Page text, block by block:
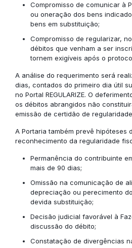
Compromisso de comunicar à
ou oneração dos bens
bens em substituição;
Compromisso de regularizar,
débitos que venham a ser
tornem exigíveis após o
A análise do requerimento será
dias, contados do primeiro dia útil
no Portal REGULARIZE. O
os débitos abrangidos não
emissão de certidão de
A Portaria também prevê hipóteses
reconhecimento da regularidade
Permanência do contribuinte
mais de 90 dias;
Omissão na comunicação de
depreciação ou perecimento
devida substituição;
Decisão judicial favorável à
discussão do débito;
Constatação de divergências